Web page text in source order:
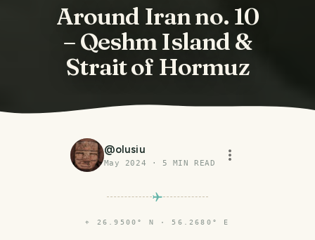
Around Iran no. 10
– Qeshm Island &
Strait of Hormuz
@olusiu
May 2024 · 5 MIN READ
⌖ 26.9500° N · 56.2680° E